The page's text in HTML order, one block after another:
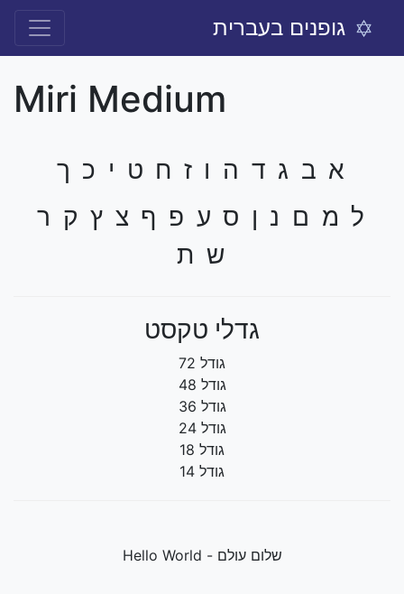
גופנים בעברית
Miri Medium
א ב ג ד ה ו ז ח ט י כ ך
ל מ ם נ ן ס ע פ ף צ ץ ק ר
ש ת
גדלי טקסט
גודל 72
גודל 48
גודל 36
גודל 24
גודל 18
גודל 14
שלום עולם - Hello World